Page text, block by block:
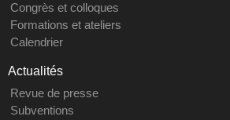
Congrès et colloques
Formations et ateliers
Calendrier
Actualités
Revue de presse
Subventions